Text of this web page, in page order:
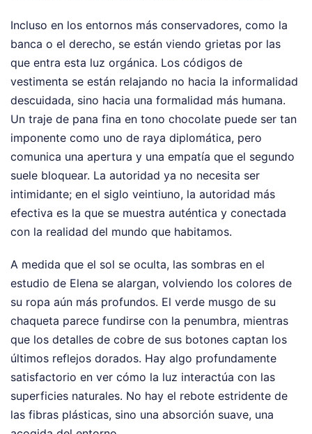
Incluso en los entornos más conservadores, como la
banca o el derecho, se están viendo grietas por las
que entra esta luz orgánica. Los códigos de
vestimenta se están relajando no hacia la informalidad
descuidada, sino hacia una formalidad más humana.
Un traje de pana fina en tono chocolate puede ser tan
imponente como uno de raya diplomática, pero
comunica una apertura y una empatía que el segundo
suele bloquear. La autoridad ya no necesita ser
intimidante; en el siglo veintiuno, la autoridad más
efectiva es la que se muestra auténtica y conectada
con la realidad del mundo que habitamos.
A medida que el sol se oculta, las sombras en el
estudio de Elena se alargan, volviendo los colores de
su ropa aún más profundos. El verde musgo de su
chaqueta parece fundirse con la penumbra, mientras
que los detalles de cobre de sus botones captan los
últimos reflejos dorados. Hay algo profundamente
satisfactorio en ver cómo la luz interactúa con las
superficies naturales. No hay el rebote estridente de
las fibras plásticas, sino una absorción suave, una